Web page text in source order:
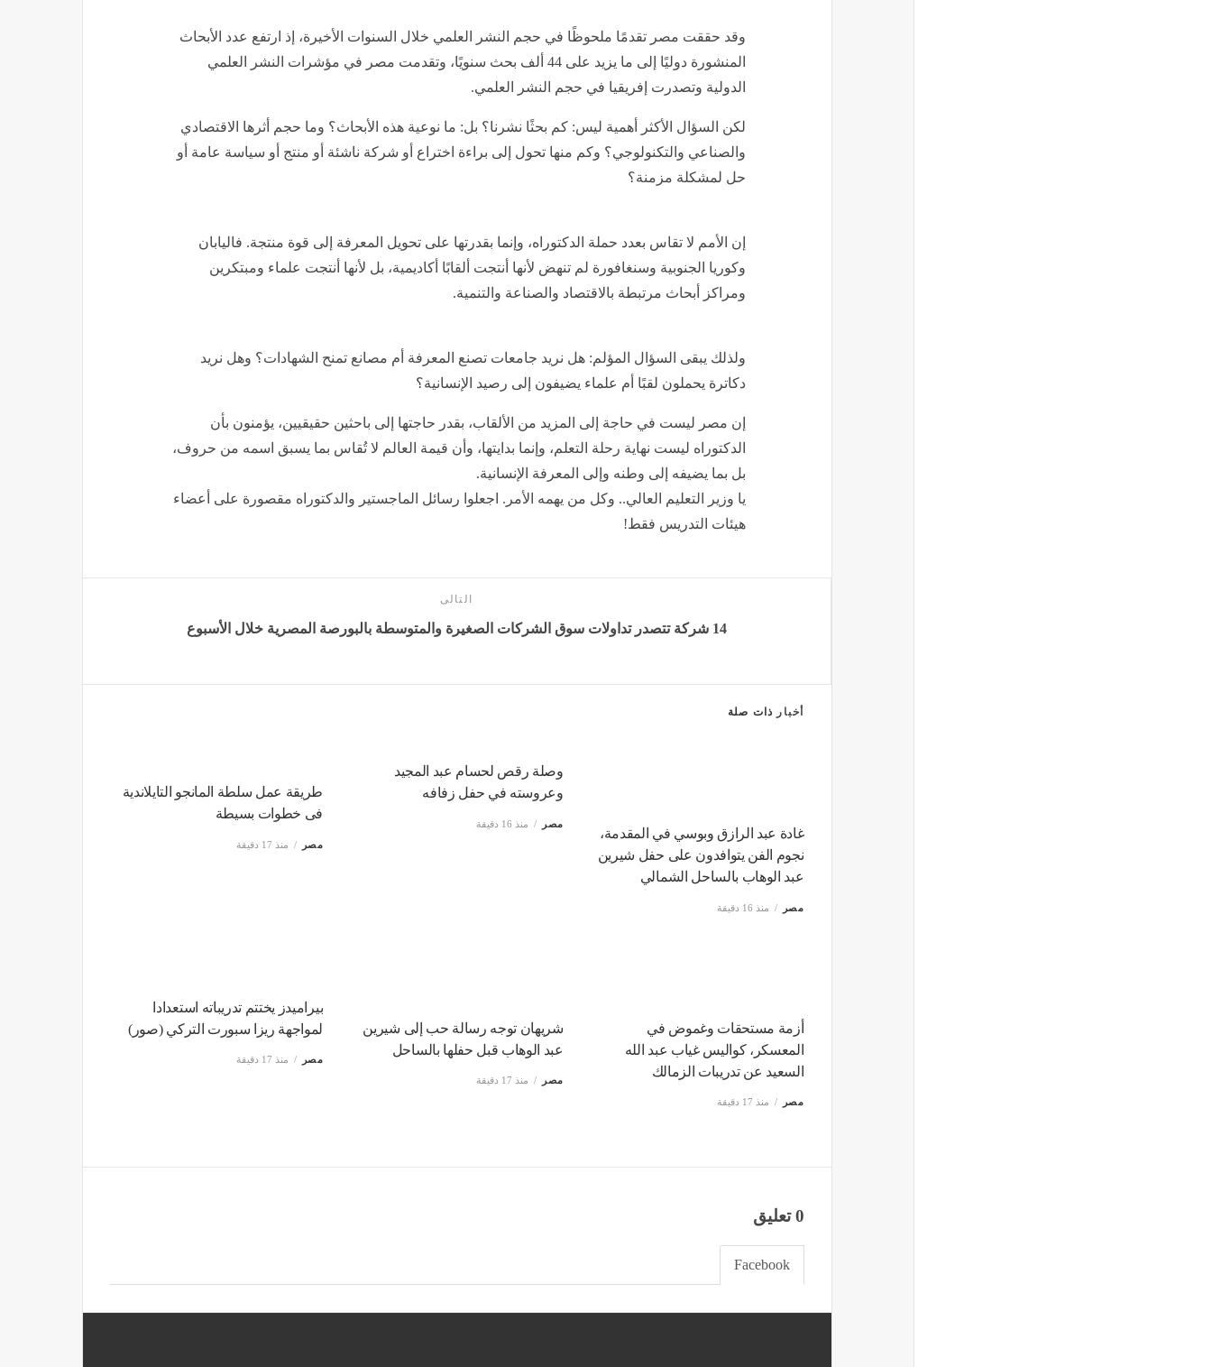
وقد حققت مصر تقدمًا ملحوظًا في حجم النشر العلمي خلال السنوات الأخيرة، إذ ارتفع عدد الأبحاث
المنشورة دوليًا إلى ما يزيد على 44 ألف بحث سنويًا، وتقدمت مصر في مؤشرات النشر العلمي
الدولية وتصدرت إفريقيا في حجم النشر العلمي.
لكن السؤال الأكثر أهمية ليس: كم بحثًا نشرنا؟ بل: ما نوعية هذه الأبحاث؟ وما حجم أثرها الاقتصادي
والصناعي والتكنولوجي؟ وكم منها تحول إلى براءة اختراع أو شركة ناشئة أو منتج أو سياسة عامة أو
حل لمشكلة مزمنة؟
إن الأمم لا تقاس بعدد حملة الدكتوراه، وإنما بقدرتها على تحويل المعرفة إلى قوة منتجة. فاليابان
وكوريا الجنوبية وسنغافورة لم تنهض لأنها أنتجت ألقابًا أكاديمية، بل لأنها أنتجت علماء ومبتكرين
ومراكز أبحاث مرتبطة بالاقتصاد والصناعة والتنمية.
ولذلك يبقى السؤال المؤلم: هل نريد جامعات تصنع المعرفة أم مصانع تمنح الشهادات؟ وهل نريد
دكاترة يحملون لقبًا أم علماء يضيفون إلى رصيد الإنسانية؟
إن مصر ليست في حاجة إلى المزيد من الألقاب، بقدر حاجتها إلى باحثين حقيقيين، يؤمنون بأن
الدكتوراه ليست نهاية رحلة التعلم، وإنما بدايتها، وأن قيمة العالم لا تُقاس بما يسبق اسمه من حروف،
بل بما يضيفه إلى وطنه وإلى المعرفة الإنسانية.
يا وزير التعليم العالي.. وكل من يهمه الأمر. اجعلوا رسائل الماجستير والدكتوراه مقصورة على أعضاء
هيئات التدريس فقط!
التالى
14 شركة تتصدر تداولات سوق الشركات الصغيرة والمتوسطة بالبورصة المصرية خلال الأسبوع
أخبار ذات صلة
غادة عبد الرازق وبوسي في المقدمة،
نجوم الفن يتوافدون على حفل شيرين
عبد الوهاب بالساحل الشمالي
مصر منذ 16 دقيقة
وصلة رقص لحسام عبد المجيد
وعروسته في حفل زفافه
مصر منذ 16 دقيقة
طريقة عمل سلطة المانجو التايلاندية
فى خطوات بسيطة
مصر منذ 17 دقيقة
أزمة مستحقات وغموض في
المعسكر، كواليس غياب عبد الله
السعيد عن تدريبات الزمالك
مصر منذ 17 دقيقة
شريهان توجه رسالة حب إلى شيرين
عبد الوهاب قبل حفلها بالساحل
مصر منذ 17 دقيقة
بيراميدز يختتم تدريباته استعدادا
لمواجهة ريزا سبورت التركي (صور)
مصر منذ 17 دقيقة
0 تعليق
Facebook